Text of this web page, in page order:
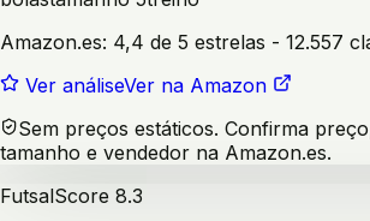
Amazon.es: 4,4 de 5 estrelas - 12.557
Ver análiseVer na Amazon
Sem preços estáticos. Confirma
tamanho e vendedor na Amazon.es.
FutsalScore 8.3